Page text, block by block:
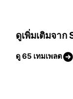
ดูเพิ่มเติมจาก
ดู 65 เทมเพลต